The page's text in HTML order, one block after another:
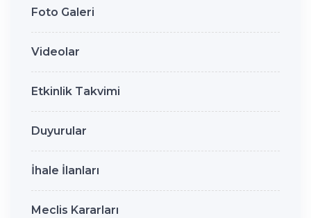
Foto Galeri
Videolar
Etkinlik Takvimi
Duyurular
İhale İlanları
Meclis Kararları